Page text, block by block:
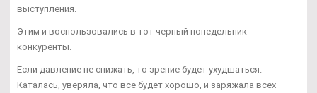
выступления.
Этим и воспользовались в тот черный понедельник
конкуренты.
Если давление не снижать, то зрение будет ухудшаться.
Каталась, уверяла, что все будет хорошо, и заряжала всех